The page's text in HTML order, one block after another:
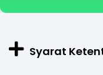
Syarat